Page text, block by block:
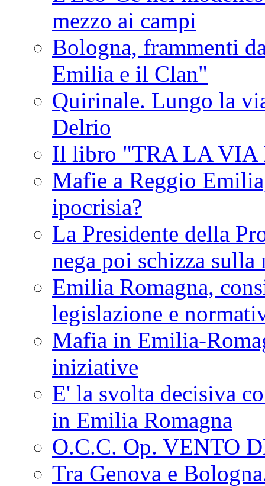
mezzo ai campi
Bologna, frammenti
Emilia e il Clan"
Quirinale. Lungo la
Delrio
Il libro "TRA LA
Mafie a Reggio
ipocrisia?
La Presidente della
nega poi schizza sulla
Emilia Romagna,
legislazione e
Mafia in Emilia-
iniziative
E' la svolta decisiva
in Emilia Romagna
O.C.C. Op. VENTO
Tra Genova e